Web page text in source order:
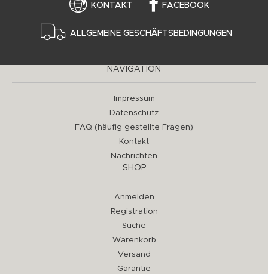
KONTAKT FACEBOOK
ALLGEMEINE GESCHÄFTSBEDINGUNGEN
NAVIGATION
Impressum
Datenschutz
FAQ (häufig gestellte Fragen)
Kontakt
Nachrichten
SHOP
Anmelden
Registration
Suche
Warenkorb
Versand
Garantie